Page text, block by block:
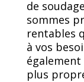
de
sommes
rentables
à vos
plus